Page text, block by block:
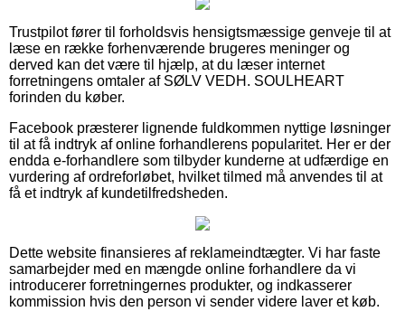
Trustpilot fører til forholdsvis hensigtsmæssige genveje til at
læse en række forhenværende brugeres meninger og
derved kan det være til hjælp, at du læser internet
forretningens omtaler af SØLV VEDH. SOULHEART
forinden du køber.
Facebook præsterer lignende fuldkommen nyttige løsninger
til at få indtryk af online forhandlerens popularitet. Her er der
endda e-forhandlere som tilbyder kunderne at udfærdige en
vurdering af ordreforløbet, hvilket tilmed må anvendes til at
få et indtryk af kundetilfredsheden.
Dette website finansieres af reklameindtægter. Vi har faste
samarbejder med en mængde online forhandlere da vi
introducerer forretningernes produkter, og indkasserer
kommission hvis den person vi sender videre laver et køb.